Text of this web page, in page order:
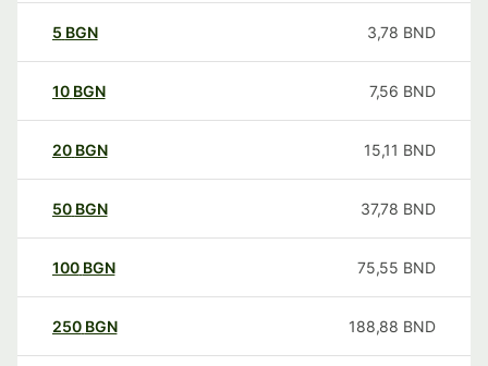
5 BGN 3,78 BND
10 BGN 7,56 BND
20 BGN 15,11 BND
50 BGN 37,78 BND
100 BGN 75,55 BND
250 BGN 188,88 BND